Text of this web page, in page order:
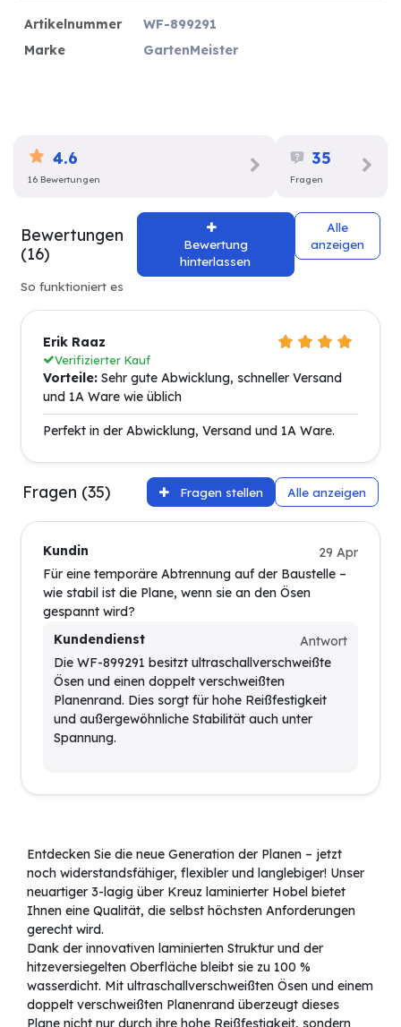
Artikelnummer
WF-899291
Marke
GartenMeister
4.6
16 Bewertungen
35
Fragen
Bewertungen
(16)
Bewertung
hinterlassen
Alle
anzeigen
So funktioniert es
Erik Raaz
Verifizierter Kauf
Vorteile: Sehr gute Abwicklung, schneller Versand
und 1A Ware wie üblich
Perfekt in der Abwicklung, Versand und 1A Ware.
Fragen (35) Fragen stellen Alle anzeigen
Kundin
29 Apr
Für eine temporäre Abtrennung auf der Baustelle –
wie stabil ist die Plane, wenn sie an den Ösen
gespannt wird?
Kundendienst
Antwort
Die WF-899291 besitzt ultraschallverschweißte
Ösen und einen doppelt verschweißten
Planenrand. Dies sorgt für hohe Reißfestigkeit
und außergewöhnliche Stabilität auch unter
Spannung.
Entdecken Sie die neue Generation der Planen – jetzt
noch widerstandsfähiger, flexibler und langlebiger! Unser
neuartiger 3-lagig über Kreuz laminierter Hobel bietet
Ihnen eine Qualität, die selbst höchsten Anforderungen
gerecht wird.
Dank der innovativen laminierten Struktur und der
hitzeversiegelten Oberfläche bleibt sie zu 100 %
wasserdicht. Mit ultraschallverschweißten Ösen und einem
doppelt verschweißten Planenrand überzeugt dieses
Plane nicht nur durch ihre hohe Reißfestigkeit, sondern